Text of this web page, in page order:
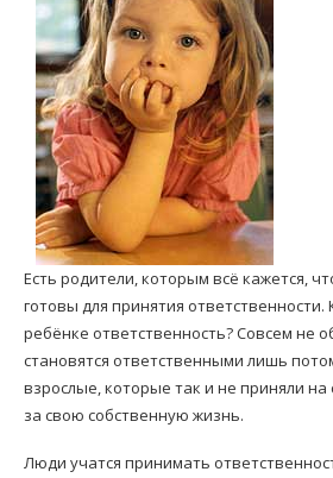
Есть родители, которым всё кажется,
готовы для принятия ответственности.
ребёнке ответственность? Совсем не
становятся ответственными лишь
взрослые, которые так и не приняли на
за свою собственную жизнь.
Люди учатся принимать